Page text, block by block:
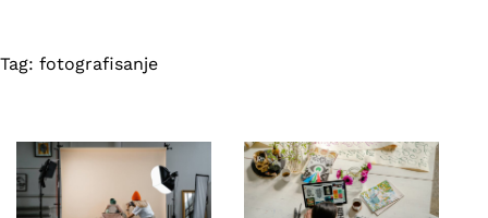
Tag: fotografisanje